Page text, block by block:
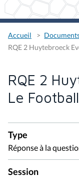
Accueil
RQE 2 Huytebroeck
RQE 2
Le
Type
Réponse à la
Session